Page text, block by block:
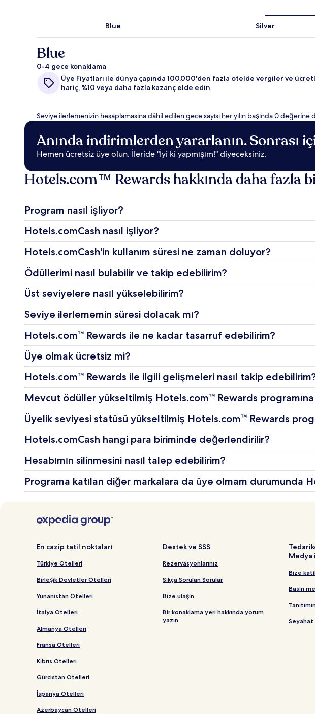
Blue Silver
Blue
0-4 gece konaklama
Üye Fiyatları ile dünya çapında 100.000'den fazla otelde vergiler ve
hariç, %10 veya daha fazla kazanç elde edin
Seviye ilerlemenizin hesaplamasına dâhil edilen gece sayısı her yılın başında 0 değerine
Anında indirimlerden yararlanın. Sonrası
Hemen ücretsiz üye olun. İleride "İyi ki yapmışım!" diyeceksiniz.
Hotels.com™ Rewards hakkında daha fazla
Program nasıl işliyor?
Hotels.comCash nasıl işliyor?
Hotels.comCash'in kullanım süresi ne zaman doluyor?
Ödüllerimi nasıl bulabilir ve takip edebilirim?
Üst seviyelere nasıl yükselebilirim?
Seviye ilerlememin süresi dolacak mı?
Hotels.com™ Rewards ile ne kadar tasarruf edebilirim?
Üye olmak ücretsiz mi?
Hotels.com™ Rewards ile ilgili gelişmeleri nasıl takip
Mevcut ödüller yükseltilmiş Hotels.com™ Rewards programına
Üyelik seviyesi statüsü yükseltilmiş Hotels.com™ Rewards
Hotels.comCash hangi para biriminde değerlendirilir?
Hesabımın silinmesini nasıl talep edebilirim?
Programa katılan diğer markalara da üye olmam durumunda
En cazip tatil noktaları
Türkiye Otelleri
Birleşik Devletler Otelleri
Yunanistan Otelleri
İtalya Otelleri
Almanya Otelleri
Fransa Otelleri
Kıbrıs Otelleri
Gürcistan Otelleri
İspanya Otelleri
Azerbaycan Otelleri
Destek ve SSS
Rezervasyonlarınız
Sıkça Sorulan Sorular
Bize ulaşın
Bir konaklama yeri hakkında yorum
yazın
Medya
Bize
Basın